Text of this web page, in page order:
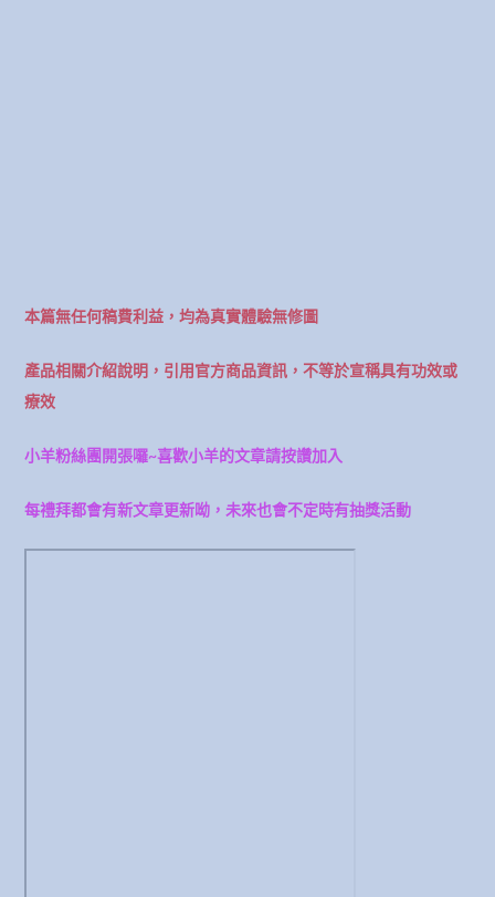
本篇無任何稿費利益，均為真實體驗無修圖
產品相關介紹說明，引用官方商品資訊，不等於宣稱具有功效或
療效
小羊粉絲團開張囉~喜歡小羊的文章請按讚加入
每禮拜都會有新文章更新呦，未來也會不定時有抽獎活動